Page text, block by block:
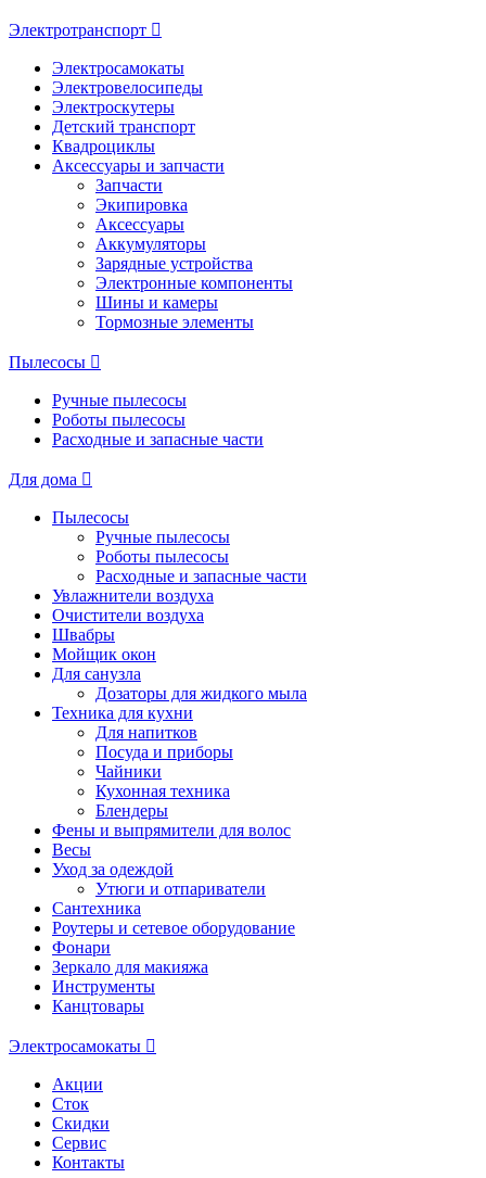
Электротранспорт
Электросамокаты
Электровелосипеды
Электроскутеры
Детский транспорт
Квадроциклы
Аксессуары и запчасти
Запчасти
Экипировка
Аксессуары
Аккумуляторы
Зарядные устройства
Электронные компоненты
Шины и камеры
Тормозные элементы
Пылесосы
Ручные пылесосы
Роботы пылесосы
Расходные и запасные части
Для дома
Пылесосы
Ручные пылесосы
Роботы пылесосы
Расходные и запасные части
Увлажнители воздуха
Очистители воздуха
Швабры
Мойщик окон
Для санузла
Дозаторы для жидкого мыла
Техника для кухни
Для напитков
Посуда и приборы
Чайники
Кухонная техника
Блендеры
Фены и выпрямители для волос
Весы
Уход за одеждой
Утюги и отпариватели
Сантехника
Роутеры и сетевое оборудование
Фонари
Зеркало для макияжа
Инструменты
Канцтовары
Электросамокаты
Акции
Сток
Скидки
Сервис
Контакты